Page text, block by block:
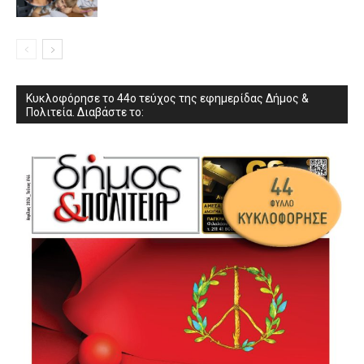
Κυκλοφόρησε το 44ο τεύχος της εφημερίδας Δήμος &
Πολιτεία. Διαβάστε το: